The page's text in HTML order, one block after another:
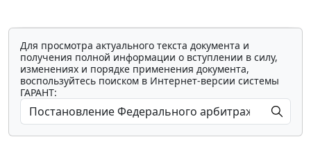
Для просмотра актуального текста документа и
получения полной информации о вступлении в силу,
изменениях и порядке применения документа,
воспользуйтесь поиском в Интернет-версии системы
ГАРАНТ: